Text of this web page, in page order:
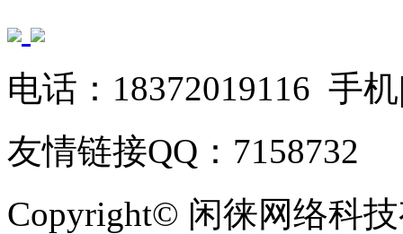
电话：18372019116 手
友情链接QQ：7158732
Copyright© 闲徕网络科